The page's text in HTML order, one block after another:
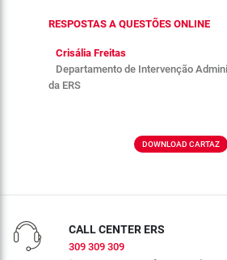
RESPOSTAS A QUESTÕES ONLINE
Crisália Freitas
Departamento de Intervenção
da ERS
DOWNLOAD CARTAZ
CALL CENTER ERS
309 309 309